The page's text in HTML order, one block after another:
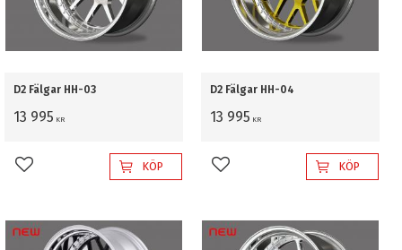
D2 Fälgar HH-03
13 995 KR
Lägg till i favoriterKÖP
D2 Fälgar HH-04
13 995 KR
Lägg till i favoriterKÖP